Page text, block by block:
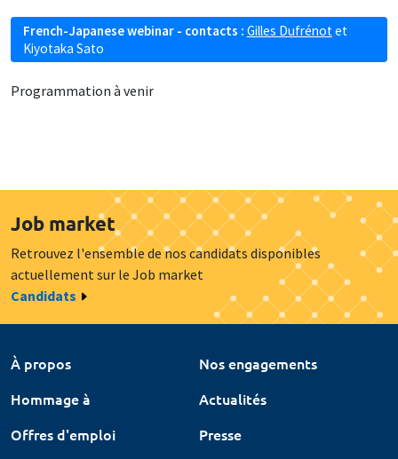
French-Japanese webinar - contacts : Gilles Dufrénot et
Kiyotaka Sato
Programmation à venir
Job market
Retrouvez l'ensemble de nos candidats disponibles
actuellement sur le Job market
Candidats
À propos
Nos engagements
Hommage à
Actualités
Offres d'emploi
Presse